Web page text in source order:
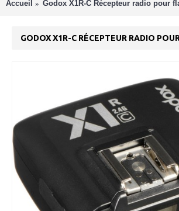
Accueil Godox X1R-C Récepteur radio pour
GODOX X1R-C RÉCEPTEUR RADIO